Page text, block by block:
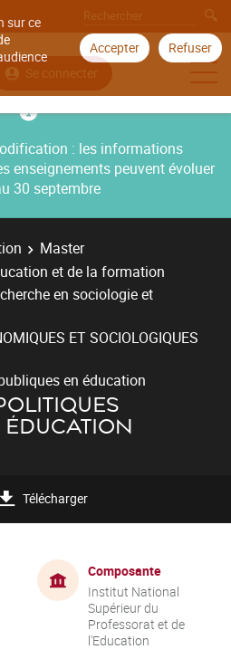
sur ce
Accepter Refuser
Se connecter
: les informations
enseignements peuvent évoluer
30 septembre
Master
et de la formation
en sociologie et
ET SOCIOLOGIQUES
en éducation
Télécharger
Composante
Institut National
Supérieur du
Professorat et de
l'Education